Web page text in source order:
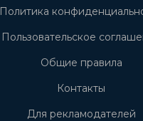
Политика
Пользовательское
Общие правила
Контакты
Для рекламодателей